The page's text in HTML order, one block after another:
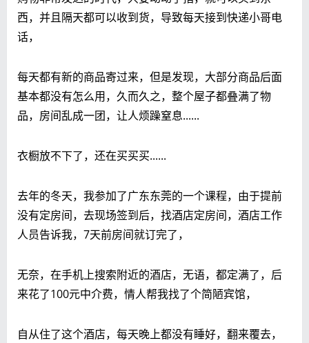
西，并且隔天都可以收到货，导致每天接到快递小哥电
话，
每天都有新的商品寄过来，但是发现，大部分商品后面
基本都没有怎么用，久而久之，整个屋子都叠满了物
品，房间乱成一团，让人烦躁窒息......
衣橱放不下了，还在买买买......
去年的冬天，我参加了广东东莞的一个课程，由于提前
没有定房间，去现场签到后，找酒店定房间，酒店工作
人员告诉我，7天前房间就订完了，
无奈，在手机上搜索附近的酒店，无语，都定满了，后
来花了100元中介费，情人帮我找了个简陋宾馆，
自从住了这个酒店，每天晚上都没有睡好，翻来覆去，